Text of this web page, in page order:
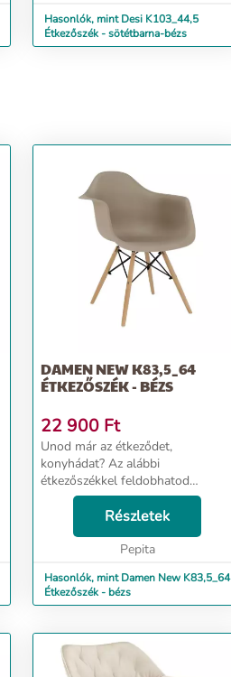
Hasonlók, mint Desi K103_44,5
Étkezőszék - sötétbarna-bézs
DAMEN NEW K83,5_64
ÉTKEZŐSZÉK - BÉZS
22 900 Ft
Unod már az étkeződet,
konyhádat? Az alábbi
étkezőszékkel feldobhatod
otthonodat. Ezen a széken minden
egyes étkezés stílusos élménnyé
válik. Egyedülálló kényelme
garantáltan levesz a lábadról nem
Részletek
Pepita
Hasonlók, mint Damen New K83,5_64
Étkezőszék - bézs